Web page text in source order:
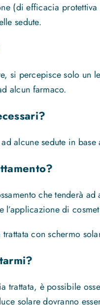
(di efficacia
sedute.
si percepisce solo
alcun farmaco.
alcune sedute in
che tenderà
l’applicazione di
con schermo
trattata, è possibile
solare dovranno